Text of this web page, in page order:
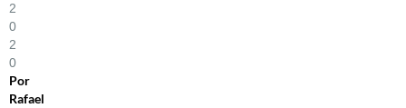
2
0
2
0
Por
Rafael